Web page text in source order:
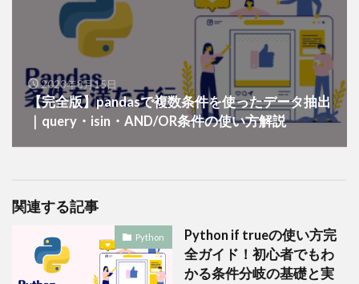
2023年8月15日
【完全版】pandasで複数条件を使ったデータ抽出
｜query・isin・AND/OR条件の使い方解説
関連する記事
Python
Python if trueの使い方完
全ガイド！初心者でもわ
かる条件分岐の基礎と実